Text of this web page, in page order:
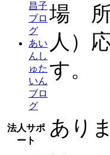
昌子
ブロ
グ
あい
んし
ゅた
いん
ブロ
グ
法人サポ
ート
場 所
人）
す。
※
あり